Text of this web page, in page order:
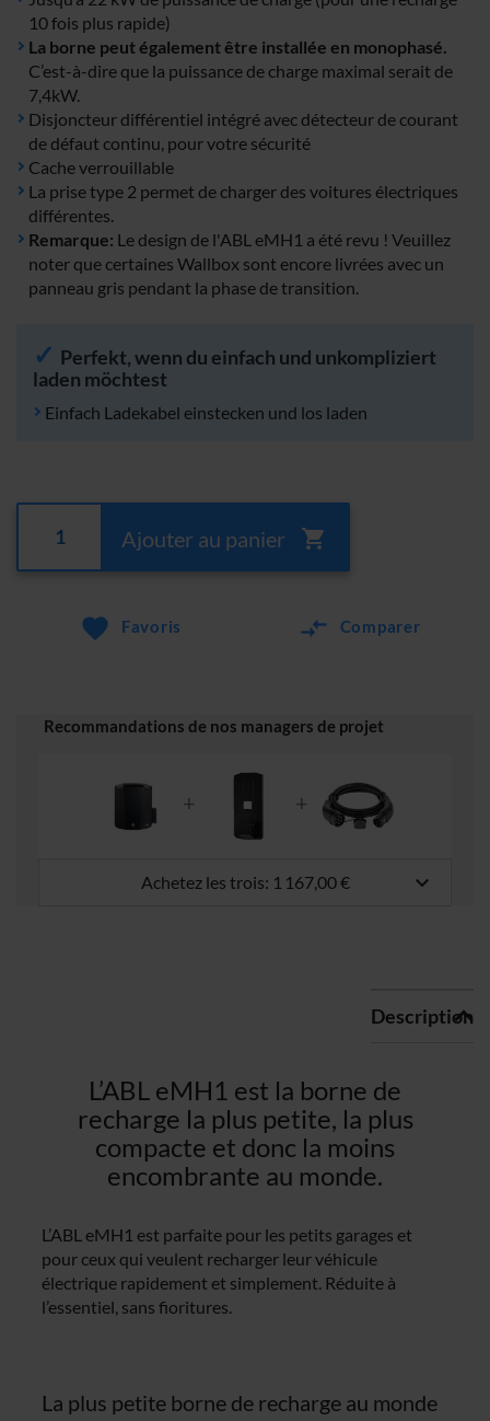
10 fois plus rapide)
La borne peut également être installée en monophasé.
C’est-à-dire que la puissance de charge maximal serait de
7,4kW.
Disjoncteur différentiel intégré avec détecteur de courant
de défaut continu, pour votre sécurité
Cache verrouillable
La prise type 2 permet de charger des voitures électriques
différentes.
Remarque: Le design de l'ABL eMH1 a été revu ! Veuillez
noter que certaines Wallbox sont encore livrées avec un
panneau gris pendant la phase de transition.
Perfekt, wenn du einfach und unkompliziert
laden möchtest
Einfach Ladekabel einstecken und los laden
Ajouter au panier
Favoris Comparer
Recommandations de nos managers de projet
Achetez les trois: 1 167,00 € keyboard_arrow_down
Description
L’ABL eMH1 est la borne de
recharge la plus petite, la plus
compacte et donc la moins
encombrante au monde.
L’ABL eMH1 est parfaite pour les petits garages et
pour ceux qui veulent recharger leur véhicule
électrique rapidement et simplement. Réduite à
l’essentiel, sans fioritures.
La plus petite borne de recharge au monde